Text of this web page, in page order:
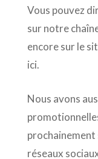
Vous pouvez
sur notre
encore sur le
ici.
Nous avons
réseaux